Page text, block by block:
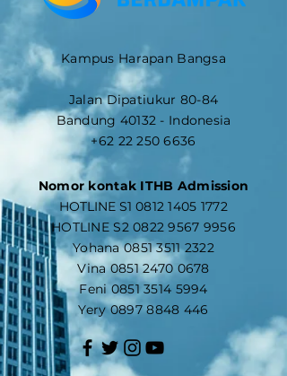
Kampus Harapan Bangsa
Jalan Dipatiukur 80-84
Bandung 40132 - Indonesia
+62 22 250 6636
Nomor kontak ITHB Admission
​HOTLINE S10812 1405 1772
HOTLINE S20822 9567 9956
Yohana0851 3511 2322
Vina0851 2470 0678
Feni 0851 3514 5994
Yery0897 8848 446